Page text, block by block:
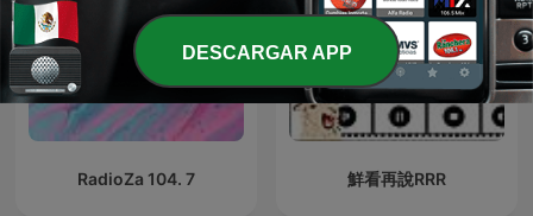
RadioZa 104. 7 鮮看再說RRR
DESCARGAR APP